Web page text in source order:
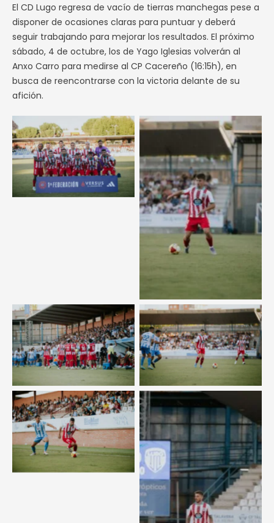
El CD Lugo regresa de vacío de tierras manchegas pese a
disponer de ocasiones claras para puntuar y deberá
seguir trabajando para mejorar los resultados. El próximo
sábado, 4 de octubre, los de Yago Iglesias volverán al
Anxo Carro para medirse al CP Cacereño (16:15h), en
busca de reencontrarse con la victoria delante de su
afición.
Sin leyenda
Sin leyenda
Sin leyenda Sin leyenda
Sin leyenda
Sin leyenda